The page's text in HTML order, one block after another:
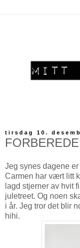
tirsdag 10.
Jeg synes dagene
Carmen har vært litt
lagd stjerner av hvit
juletreet. Og noen
i år. Jeg tror det blir
hihi.